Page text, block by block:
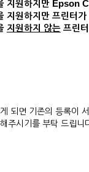
지원하지만 Epson
원하지만 프린터
지원하지 않는프린
되면 기존의 등록이
주시기를 부탁 드립니